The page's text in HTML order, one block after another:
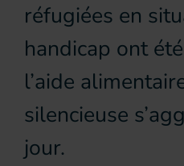
réfugiées en
handicap ont
l’aide
silencieuse
jour.